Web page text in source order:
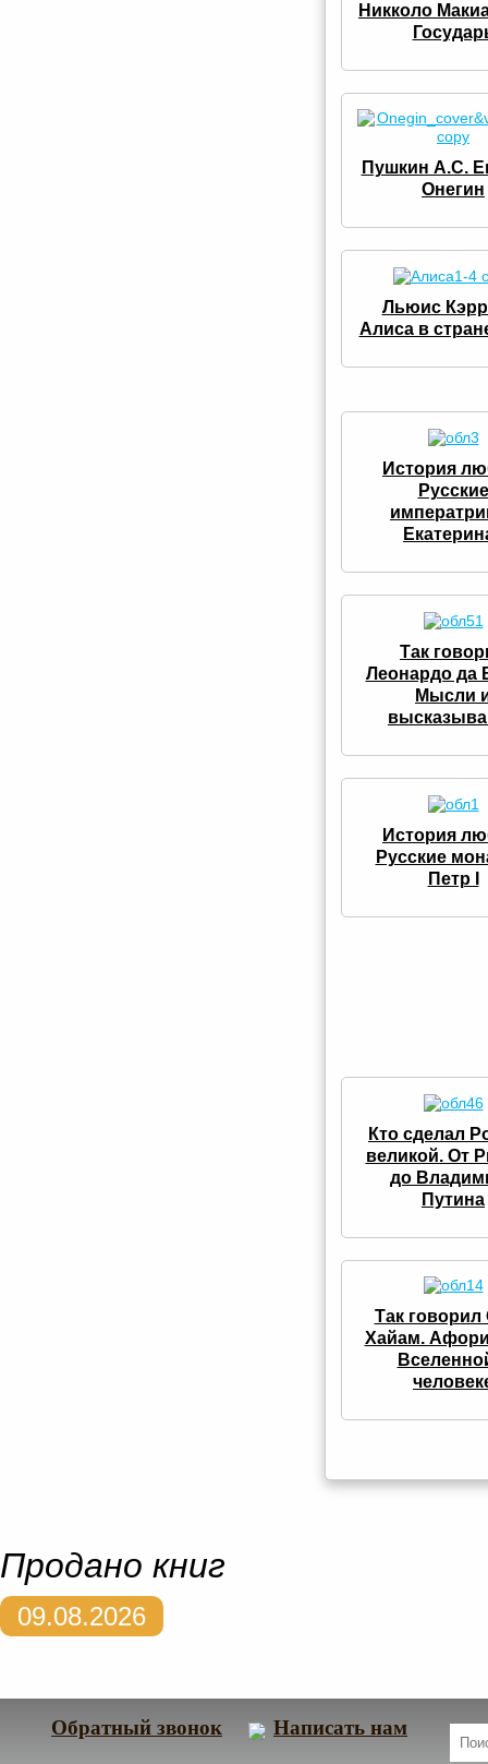
Никколо
Пушкин А.С.
Онегин
Льюис
Алиса в
История
Русские
Так
Леонардо да
Мысли
История
Русские
Петр I
Кто сделал
великой. От
до
Путина
Так
Хайам.
Продано книг
09.08.2026
Обратный звонок Написать нам